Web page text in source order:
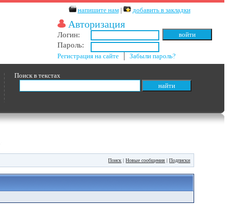
напишите нам| добавить в закладки
Авторизация
Логин:
Пароль:
Регистрация на сайте │Забыли пароль?
Поиск в текстах
Поиск |Новые сообщения |Подписки